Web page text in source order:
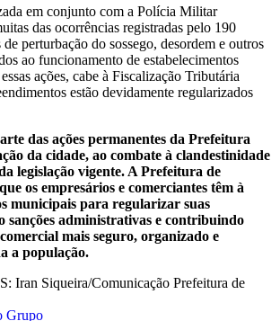
em conjunto com a Polícia Militar
das ocorrências registradas pelo 190
perturbação do sossego, desordem e outros
ao funcionamento de estabelecimentos
ações, cabe à Fiscalização Tributária
estão devidamente regularizados
das ações permanentes da Prefeitura
da cidade, ao combate à clandestinidade
legislação vigente. A Prefeitura de
os empresários e comerciantes têm à
municipais para regularizar suas
sanções administrativas e contribuindo
mais seguro, organizado e
a população.
Iran Siqueira/Comunicação Prefeitura de